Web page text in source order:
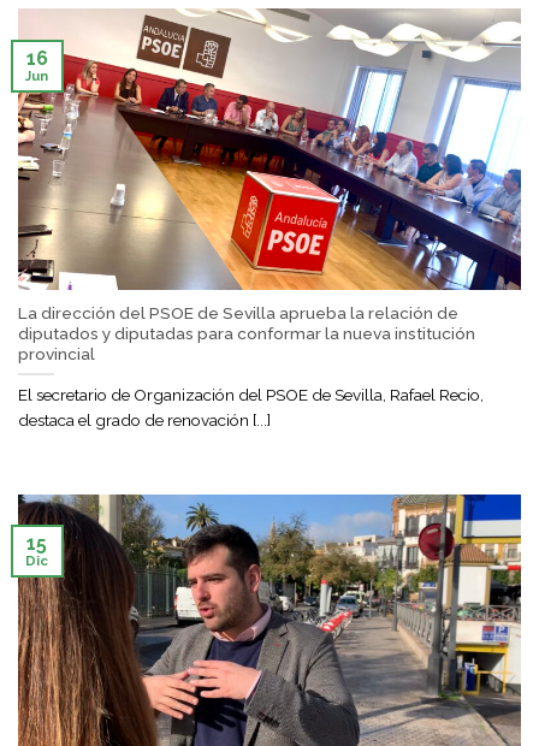
La dirección del PSOE de Sevilla aprueba la relación de
diputados y diputadas para conformar la nueva institución
provincial
El secretario de Organización del PSOE de Sevilla, Rafael Recio,
destaca el grado de renovación [...]
16
Jun
15
Dic